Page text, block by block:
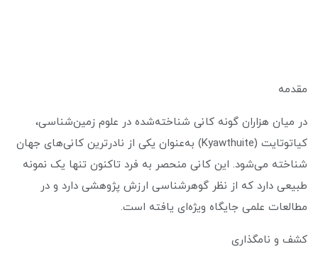
مقدمه
در میان هزاران گونه کانی شناخته‌شده در علوم زمین‌شناسی،
کیاتوتایت (Kyawthuite) به‌عنوان یکی از نادرترین کانی‌های جهان
شناخته می‌شود. این کانی منحصر به فرد تاکنون تنها یک نمونه
طبیعی دارد که از نظر گوهرشناسی ارزش پژوهشی دارد و در
مطالعات علمی جایگاه ویژه‌ای یافته است.
کشف و نامگذاری